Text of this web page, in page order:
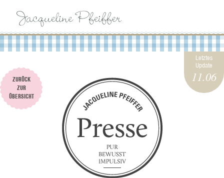
BIOGRAPHIE
IMPRESSIONEN
PFEIFFERSGIG
KOCHBÜCHER
Letztes
Update
11.06
ZURÜCK
ZUR
ÜBERSICHT